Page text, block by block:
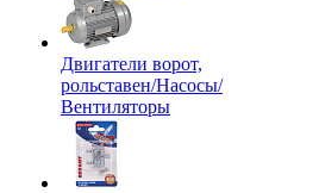
Двигатели ворот,
рольставен/Насосы/
Вентиляторы